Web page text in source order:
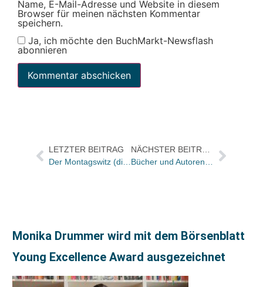
Name, E-Mail-Adresse und Website in diesem
Browser für meinen nächsten Kommentar
speichern.
Ja, ich möchte den BuchMarkt-Newsflash
abonnieren
LETZTER BEITRAG
Der Montagswitz (diesmal drei Frikadellen-Witze)
Monika Drummer wird mit dem Börsenblatt
Young Excellence Award ausgezeichnet